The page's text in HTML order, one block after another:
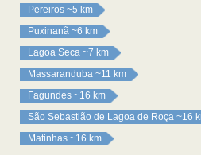
Pereiros ~5 km
Puxinanã ~6 km
Lagoa Seca ~7 km
Massaranduba ~11 km
Fagundes ~16 km
São Sebastião de Lagoa de Roça ~16
Matinhas ~16 km